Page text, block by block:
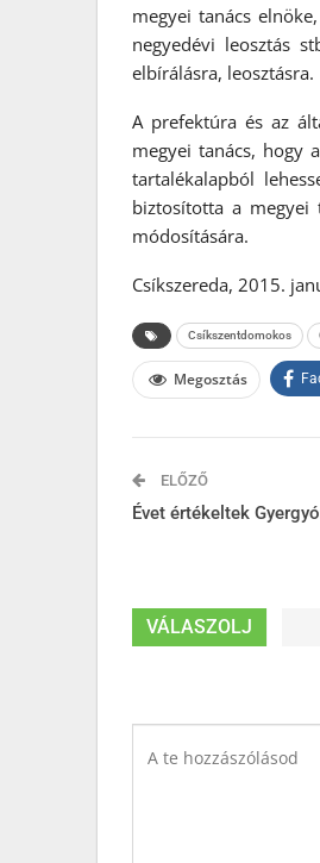
megyei tanács
negyedévi leosztás
elbírálásra, leosztásra.
A prefektúra és az
megyei tanács, hogy
tartalékalapból
biztosította a megyei
módosítására.
Csíkszereda, 2015.
Csíkszentdomokos
Megosztás
ELŐZŐ
Évet értékeltek
VÁLASZOLJ